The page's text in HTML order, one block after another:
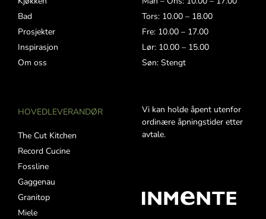
Bad
Prosjekter
Inspirasjon
Om oss
HOVEDLEVERANDØR
The Cut Kitchen
Record Cucine
Fossline
Gaggenau
Granitop
Miele
Tors: 10.00 – 18.00
Fre: 10.00 – 17.00
Lør: 10.00 – 15.00
Søn: Stengt
Vi kan holde åpent utenfor
ordinære åpningstider etter
avtale.